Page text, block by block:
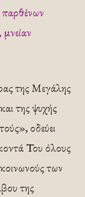
της Μεγάλης
της ψυχής
οδεύει
Του όλους
των
της